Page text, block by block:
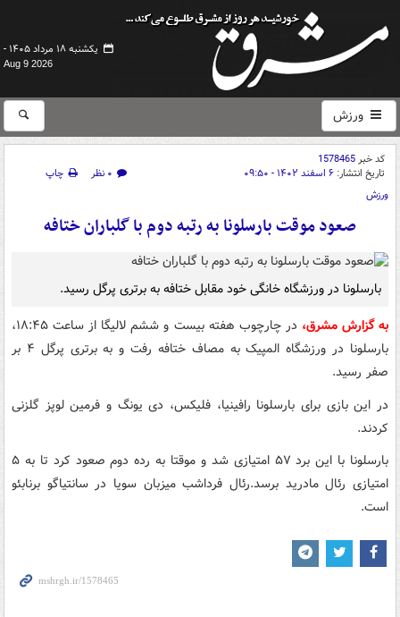
یکشنبه ۱۸ مرداد ۱۴۰۵ -
Aug 9 2026
ورزش
کد خبر1578465
تاریخ انتشار: ۶ اسفند ۱۴۰۲ - ۰۹:۵۰ ۰ نظر
چاپ
ورزش
صعود موقت بارسلونا به رتبه دوم با گلباران ختافه
بارسلونا در ورزشگاه خانگی خود مقابل ختافه به برتری پرگل رسید.
به گزارش مشرق،
در چارچوب هفته بیست و ششم لالیگا از ساعت ۱۸:۴۵،
بارسلونا در ورزشگاه المپیک به مصاف ختافه رفت و به برتری پرگل ۴ بر
صفر رسید.
در این بازی برای بارسلونا رافینیا، فلیکس، دی یونگ و فرمین لوپز گلزنی
کردند.
بارسلونا با این برد ۵۷ امتیازی شد و موقتا به رده دوم صعود کرد تا به ۵
امتیازی رئال مادرید برسد.رئال فرداشب میزبان سویا در سانتیاگو برنابئو
است.